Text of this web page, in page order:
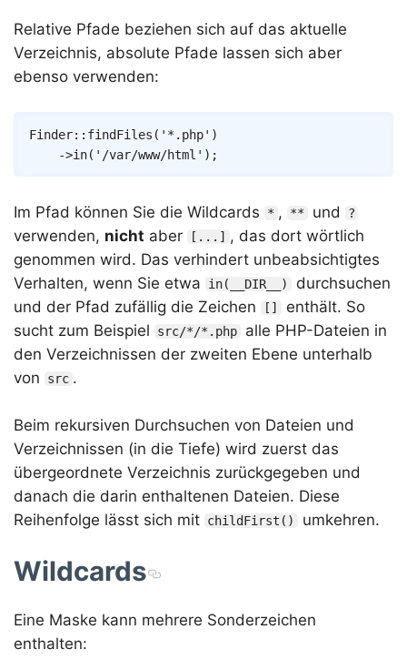
Relative Pfade beziehen sich auf das aktuelle
Verzeichnis, absolute Pfade lassen sich aber
ebenso verwenden:
Finder:: findFiles ( '*.php' )
->in( '/var/www/html' ) ;
Im Pfad können Sie die Wildcards * , ** und ?
verwenden, nicht aber [...] , das dort wörtlich
genommen wird. Das verhindert unbeabsichtigtes
Verhalten, wenn Sie etwa
in(__DIR__)
durchsuchen
und der Pfad zufällig die Zeichen
[]
enthält. So
sucht zum Beispiel
src/*/*.php
alle PHP-Dateien in
den Verzeichnissen der zweiten Ebene unterhalb
von
src .
Beim rekursiven Durchsuchen von Dateien und
Verzeichnissen (in die Tiefe) wird zuerst das
übergeordnete Verzeichnis zurückgegeben und
danach die darin enthaltenen Dateien. Diese
Reihenfolge lässt sich mit childFirst() umkehren.
Wildcards
Eine Maske kann mehrere Sonderzeichen
enthalten: